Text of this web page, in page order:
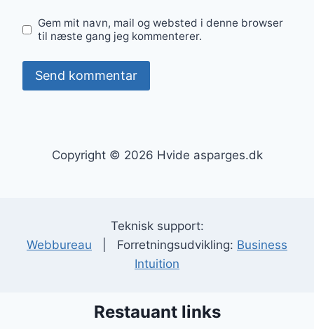
Gem mit navn, mail og websted i denne browser
til næste gang jeg kommenterer.
Copyright © 2026 Hvide asparges.dk
Teknisk support:
Webbureau | Forretningsudvikling: Business
Intuition
Restauant links